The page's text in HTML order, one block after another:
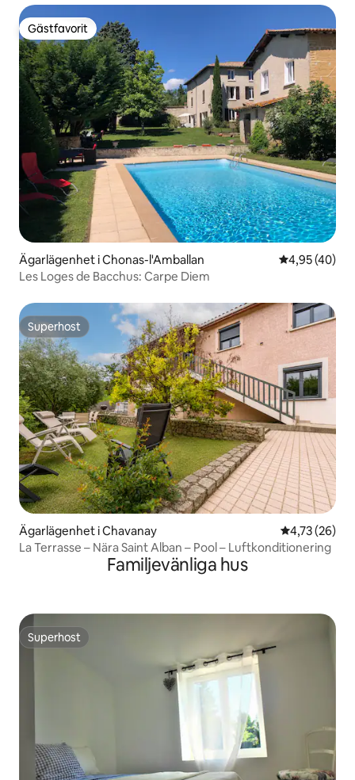
Gästfavorit
Gästfavorit
Ägarlägenhet i Chonas-l'Amballan 4,95 av 5 i
4,95 (40)
Les Loges de Bacchus: Carpe Diem
Superhost
Superhost
Ägarlägenhet i Chavanay 4,73 av 5 i
4,73 (26)
La Terrasse – Nära Saint Alban – Pool – Luftkonditionering
Familjevänliga hus
Superhost
Superhost